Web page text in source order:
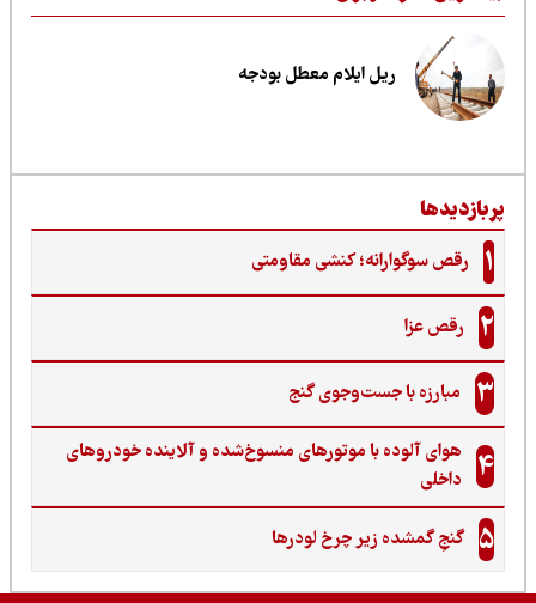
ریل ایلام معطل بودجه
رقص سوگوارانه؛ کنشی مقاومتی
رقص عزا
مبارزه با جست‌وجوی گنج‌
هوای آلوده با موتورهای منسوخ‌شده و آلاینده خودروهای
داخلی
گنجِ گمشده زیر چرخ لودرها